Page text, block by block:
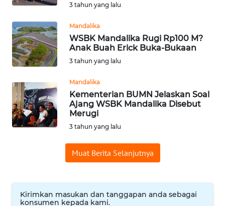
3 tahun yang lalu
Mandalika
WSBK Mandalika Rugi Rp100 M?
Anak Buah Erick Buka-Bukaan
3 tahun yang lalu
Mandalika
Kementerian BUMN Jelaskan Soal
Ajang WSBK Mandalika Disebut
Merugi
3 tahun yang lalu
Muat Berita Selanjutnya
Kirimkan masukan dan tanggapan anda sebagai
konsumen kepada kami.
CIANJUR
WN
KEPULAUAN
SERIBU
WN
TANGERANG
CIREBON